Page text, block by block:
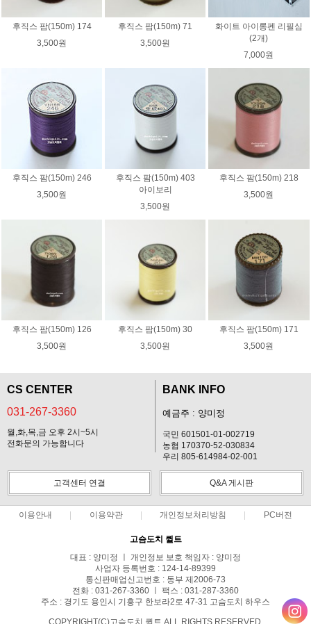
후직스 팜(150m) 174
3,500원
후직스 팜(150m) 71
3,500원
화이트 아이롱펜 리필심
(2개)
7,000원
후직스 팜(150m) 246
3,500원
후직스 팜(150m) 403
아이보리
3,500원
후직스 팜(150m) 218
3,500원
후직스 팜(150m) 126
3,500원
후직스 팜(150m) 30
3,500원
후직스 팜(150m) 171
3,500원
CS CENTER
031-267-3360
월,화,목,금 오후 2시~5시
전화문의 가능합니다
BANK INFO
예금주 : 양미정
국민 601501-01-002719
농협 170370-52-030834
우리 805-614984-02-001
고객센터 연결 Q&A 게시판
이용안내 이용약관 개인정보처리방침 PC버전
고슴도치 퀼트
대표 : 양미정 ㅣ 개인정보 보호 책임자 : 양미정
사업자 등록번호 : 124-14-89399
통신판매업신고번호 : 동부 제2006-73
전화 : 031-267-3360 ㅣ 팩스 : 031-287-3360
주소 : 경기도 용인시 기흥구 한보라2로 47-31 고슴도치 하우스